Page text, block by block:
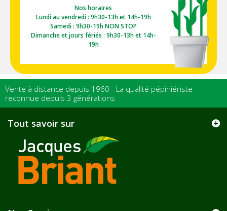
Nos horaires
Lundi au vendredi : 9h30-13h et 14h-19h
Samedi : 9h30-19h NON STOP
Dimanche et jours fériés : 9h30-13h et 14h-
19h
Vente à distance depuis 1960 - La qualité pépiniériste
reconnue depuis 3 générations
Tout savoir sur